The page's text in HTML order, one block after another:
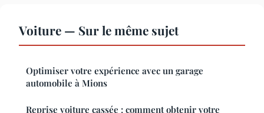
Voiture — Sur le même sujet
Optimiser votre expérience avec un garage
automobile à Mions
Reprise voiture cassée : comment obtenir votre